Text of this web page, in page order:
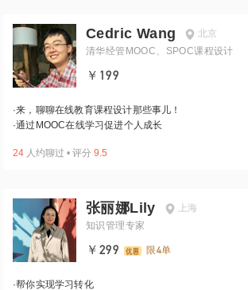
Cedric Wang
北京
清华经管MOOC、SPOC课程设计
￥199
·来，聊聊在线教育课程设计那些事儿！
·通过MOOC在线学习促进个人成长
24 人约聊过 • 评分 9.5
张丽娜Lily
上海
知识管理专家
￥299 限4单
·帮你实现学习转化